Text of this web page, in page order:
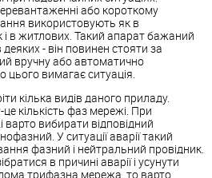
або короткому
використовують як в
і в житлових. Такий апарат бажаний
- він повинен стояти за
вручну або автоматично
цього вимагає ситуація.
кілька видів даного приладу.
кількість фаз мережі. При
вибирати відповідний
У ситуації аварії такий
фазний і нейтральний провідник.
в причині аварії і усунути
трифазна мережа, то варто